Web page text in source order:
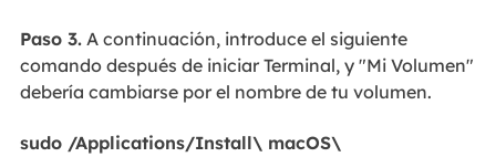
Paso 3.A continuación, introduce el siguiente
comando después de iniciar Terminal, y "Mi Volumen"
debería cambiarse por el nombre de tu volumen.
sudo /Applications/Install\ macOS\